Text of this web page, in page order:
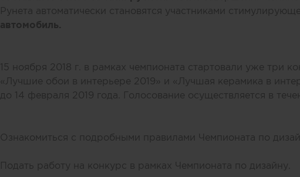
Рунета автоматически становятся участниками
автомобиль.
15 ноября 2018 г. в рамках чемпионата стартовали уже три
«Лучшие обои в интерьере 2019» и «Лучшая керамика в
до 14 февраля 2019 года. Голосование осуществляется в
Ознакомиться с подробными правилами Чемпионата по
Подать работу на конкурс в рамках Чемпионата по дизайну.